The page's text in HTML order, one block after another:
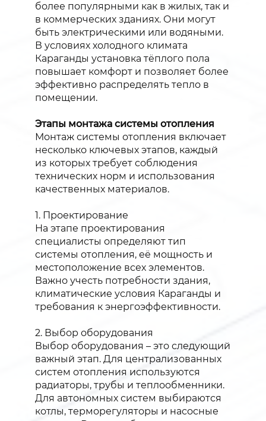
более популярными как в жилых, так и
в коммерческих зданиях. Они могут
быть электрическими или водяными.
В условиях холодного климата
Караганды установка тёплого пола
повышает комфорт и позволяет более
эффективно распределять тепло в
помещении.
Этапы монтажа системы отопления
Монтаж системы отопления включает
несколько ключевых этапов, каждый
из которых требует соблюдения
технических норм и использования
качественных материалов.
1. Проектирование
На этапе проектирования
специалисты определяют тип
системы отопления, её мощность и
местоположение всех элементов.
Важно учесть потребности здания,
климатические условия Караганды и
требования к энергоэффективности.
2. Выбор оборудования
Выбор оборудования – это следующий
важный этап. Для централизованных
систем отопления используются
радиаторы, трубы и теплообменники.
Для автономных систем выбираются
котлы, терморегуляторы и насосные